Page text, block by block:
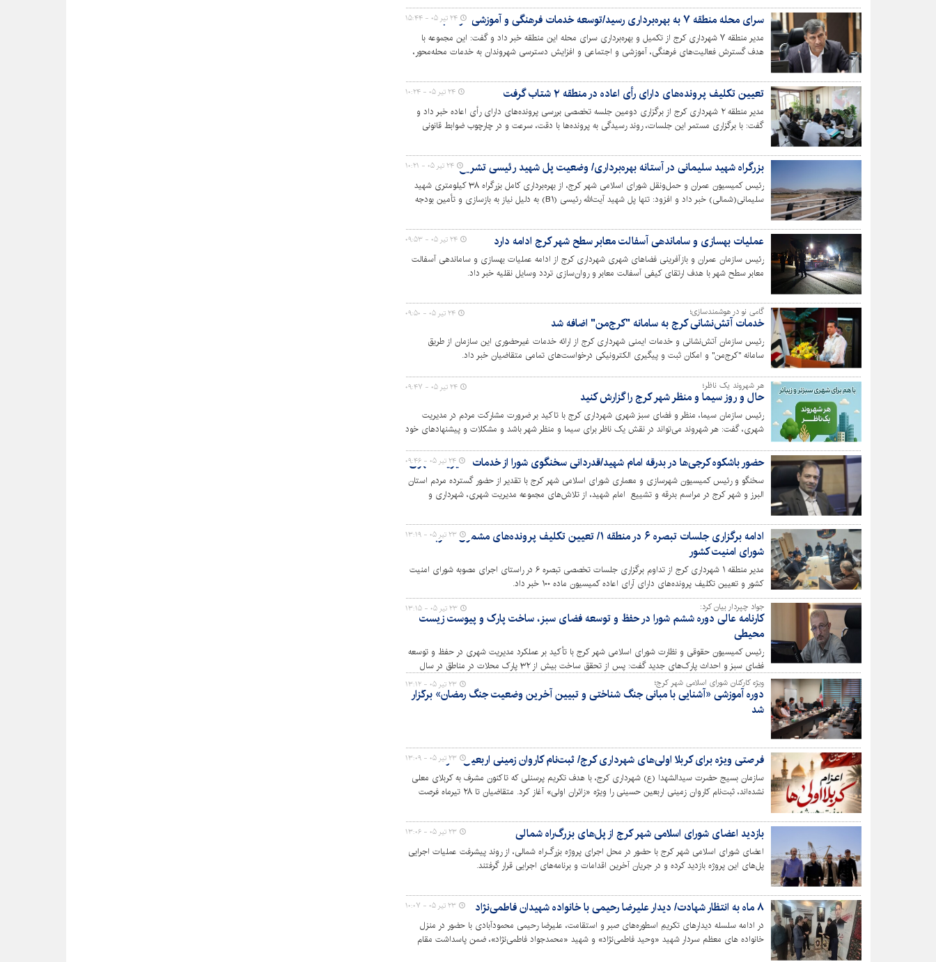
سرای محله منطقه ۷ به بهره‌برداری رسید/توسعه خدمات فرهنگی و آموزشی در قلب محلات
مدیر منطقه ۷ شهرداری کرج از تکمیل و بهره‌برداری سرای محله این منطقه خبر داد و گفت: این مجموعه با
هدف گسترش فعالیت‌های فرهنگی، آموزشی و اجتماعی و افزایش دسترسی شهروندان به خدمات محله‌محور،
۲۴ تیر ۰۵ - ۱۵:۴۴
تعیین تکلیف پرونده‌های دارای رأی اعاده در منطقه ۲ شتاب گرفت
مدیر منطقه ۲ شهرداری کرج از برگزاری دومین جلسه تخصصی بررسی پرونده‌های دارای رأی اعاده خبر داد و
گفت: با برگزاری مستمر این جلسات، روند رسیدگی به پرونده‌ها با دقت، سرعت و در چارچوب ضوابط قانونی
۲۴ تیر ۰۵ - ۱۰:۲۴
بزرگراه شهید سلیمانی در آستانه بهره‌برداری/ وضعیت پل شهید رئیسی تشریح شد
رئیس کمیسیون عمران و حمل‌ونقل شورای اسلامی شهر کرج، از بهره‌برداری کامل بزرگراه ۳۸ کیلومتری شهید
سلیمانی(شمالی) خبر داد و افزود: تنها پل شهید آیت‌الله رئیسی (B۱) به دلیل نیاز به بازسازی و تأمین بودجه
۲۴ تیر ۰۵ - ۱۰:۲۱
عملیات بهسازی و ساماندهی آسفالت معابر سطح شهر کرج ادامه دارد
رئیس سازمان عمران و بازآفرینی فضاهای شهری شهرداری کرج از ادامه عملیات بهسازی و ساماندهی آسفالت
معابر سطح شهر با هدف ارتقای کیفی آسفالت معابر و روان‌سازی تردد وسایل نقلیه خبر داد.
۲۴ تیر ۰۵ - ۰۹:۵۳
گامی نو در هوشمندسازی؛
خدمات آتش‌نشانی کرج به سامانه "کرج‌من" اضافه شد
رئیس سازمان آتش‌نشانی و خدمات ایمنی شهرداری کرج از ارائه خدمات غیرحضوری این سازمان از طریق
سامانه "کرج‌من" و امکان ثبت و پیگیری الکترونیکی درخواست‌های تمامی متقاضیان خبر داد.
۲۴ تیر ۰۵ - ۰۹:۵۰
هر شهروند یک ناظر؛
حال و روز سیما و منظر شهر کرج را گزارش کنید
رئیس سازمان سیما، منظر و فضای سبز شهری شهرداری کرج با تاکید بر ضرورت مشارکت مردم در مدیریت
شهری، گفت: هر شهروند می‌تواند در نقش یک ناظر برای سیما و منظر شهر باشد و مشکلات و پیشنهادهای خود
۲۴ تیر ۰۵ - ۰۹:۴۷
حضور باشکوه کرجی‌ها در بدرقه امام شهید/قدردانی سخنگوی شورا از خدمات مدیریت شهری
سخنگو و رئیس کمیسیون شهرسازی و معماری شورای اسلامی شهر کرج با تقدیر از حضور گسترده مردم استان
البرز و شهر کرج در مراسم بدرقه و تشییع امام شهید، از تلاش‌های مجموعه مدیریت شهری، شهرداری و
۲۴ تیر ۰۵ - ۰۹:۴۶
ادامه برگزاری جلسات تبصره ۶ در منطقه ۱/ تعیین تکلیف پرونده‌های مشمول مصوبه
شورای امنیت کشور
مدیر منطقه ۱ شهرداری کرج از تداوم برگزاری جلسات تخصصی تبصره ۶ در راستای اجرای مصوبه شورای امنیت
کشور و تعیین تکلیف پرونده‌های دارای آرای اعاده کمیسیون ماده ۱۰۰ خبر داد.
۲۳ تیر ۰۵ - ۱۳:۱۹
جواد چپردار بیان کرد:
کارنامه عالی دوره ششم شورا در حفظ و توسعه فضای سبز، ساخت پارک و پیوست زیست
محیطی
رئیس کمیسیون حقوقی و نظارت شورای اسلامی شهر کرج با تأکید بر عملکرد مدیریت شهری در حفظ و توسعه
فضای سبز و احداث پارک‌های جدید گفت: پس از تحقق ساخت بیش از ۳۲ پارک محلات در مناطق در سال
دوم از شورای ششم، تعهد ایجاد پارک‌های موضوعی اولویت برنامه‌ها بود. افتتاح "پارک مادر و کودک" در منطقه
۶ یک مورد از آن افتخارات ماندگار است که در تکریم مادران ارجمند و کودکان عزیز این شهر تقدیم محضرشان
داشته‌ایم.
۲۳ تیر ۰۵ - ۱۳:۱۵
ویژه کارکنان شورای اسلامی شهر کرج؛
دوره آموزشی «آشنایی با مبانی جنگ شناختی و تبیین آخرین وضعیت جنگ رمضان» برگزار
شد
۲۳ تیر ۰۵ - ۱۳:۱۲
فرصتی ویژه برای کربلا اولی‌های شهرداری کرج/ ثبت‌نام کاروان زمینی اربعین آغاز شد
سازمان بسیج حضرت سیدالشهدا (ع) شهرداری کرج، با هدف تکریم پرسنلی که تاکنون مشرف به کربلای معلی
نشده‌اند، ثبت‌نام کاروان زمینی اربعین حسینی را ویژه «زائران اولی» آغاز کرد. متقاضیان تا ۲۸ تیرماه فرصت
۲۳ تیر ۰۵ - ۱۳:۰۹
بازدید اعضای شورای اسلامی شهر کرج از پل‌های بزرگ‌راه شمالی
اعضای شورای اسلامی شهر کرج با حضور در محل اجرای پروژه بزرگ‌راه شمالی، از روند پیشرفت عملیات اجرایی
پل‌های این پروژه بازدید کرده و در جریان آخرین اقدامات و برنامه‌های اجرایی قرار گرفتند.
۲۳ تیر ۰۵ - ۱۳:۰۶
۸ ماه به انتظار شهادت/ دیدار علیرضا رحیمی با خانواده شهیدان فاطمی‌نژاد
در ادامه سلسله دیدارهای تکریمِ اسطوره‌های صبر و استقامت، علیرضا رحیمی محمودآبادی با حضور در منزل
خانواده های معظم سردار شهید «وحید فاطمی‌نژاد» و شهید «محمدجواد فاطمی‌نژاد»، ضمن پاسداشت مقام
۲۳ تیر ۰۵ - ۱۰:۰۷